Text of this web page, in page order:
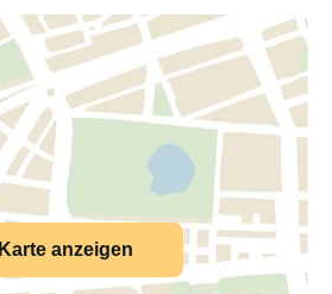
Karte anzeigen